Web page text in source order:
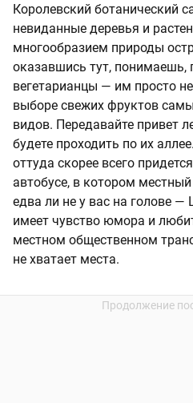
Королевский ботанический
невиданные деревья и
многообразием природы
оказавшись тут, понимаешь,
вегетарианцы — им просто
выборе свежих фруктов
видов. Передавайте привет
будете проходить по их
оттуда скорее всего
автобусе, в котором
едва ли не у вас на голове
имеет чувство юмора и
местном общественном
не хватает места.